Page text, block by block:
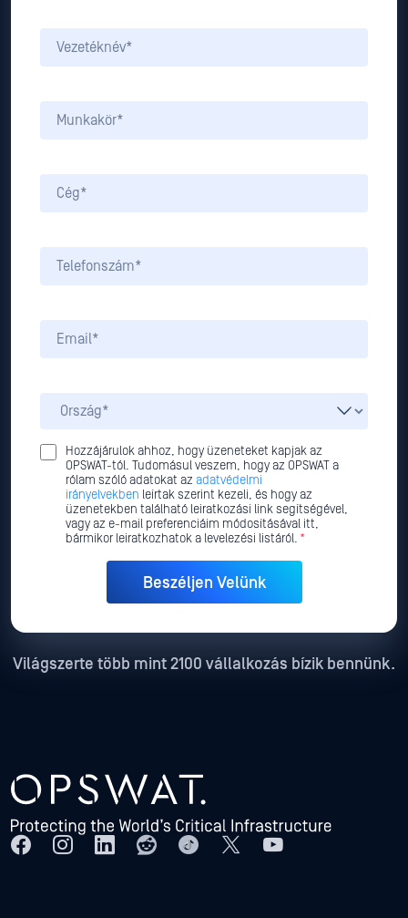
Hozzájárulok ahhoz, hogy üzeneteket kapjak az
OPSWAT-tól. Tudomásul veszem, hogy az OPSWAT a
rólam szóló adatokat az adatvédelmi
irányelvekben leírtak szerint kezeli, és hogy az
üzenetekben található leiratkozási link segítségével,
vagy az e-mail preferenciáim módosításával itt,
bármikor leiratkozhatok a levelezési listáról. *
Világszerte több mint 2100 vállalkozás bízik bennünk.